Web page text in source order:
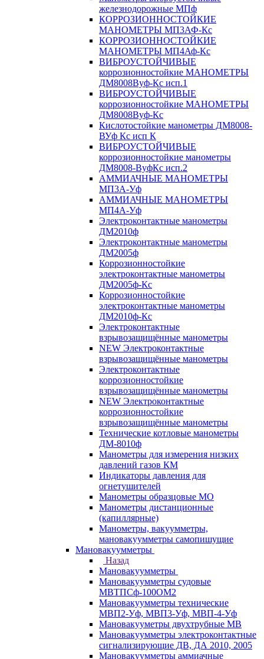
железнодорожные МПф
КОРРОЗИОННОСТОЙКИЕ
МАНОМЕТРЫ МП3АФ-Кс
КОРРОЗИОННОСТОЙКИЕ
МАНОМЕТРЫ МП4Аф-Кс
ВИБРОУСТОЙЧИВЫЕ
коррозионностойкие МАНОМЕТРЫ
ДМ8008Вуф-Кс исп.1
ВИБРОУСТОЙЧИВЫЕ
коррозионностойкие МАНОМЕТРЫ
ДМ8008Вуф-Кс
Кислотостойкие манометры ДМ8008-
ВУф Кс исп К
ВИБРОУСТОЙЧИВЫЕ
коррозионностойкие манометры
ДМ8008-ВуфКс исп.2
АММИАЧНЫЕ МАНОМЕТРЫ
МП3А-Уф
АММИАЧНЫЕ МАНОМЕТРЫ
МП4А-Уф
Электроконтактные манометры
ДМ2010ф
Электроконтактные манометры
ДМ2005ф
Коррозионностойкие
электроконтактные манометры
ДМ2005ф-Кс
Коррозионностойкие
электроконтактные манометры
ДМ2010ф-Кс
Электроконтактные
взрывозащищённые манометры
NEW Электроконтактные
взрывозащищённые манометры
Электроконтактные
коррозионностойкие
взрывозащищённые манометры
NEW Электроконтактные
коррозионностойкие
взрывозащищённые манометры
Технические котловые манометры
ДМ-8010ф
Манометры для измерения низких
давлений газов КМ
Индикаторы давления для
огнетушителей
Манометры образцовые МО
Манометры дистанционные
(капиллярные)
Манометры, вакуумметры,
мановакуумметры самопишущие
Мановакуумметры
Назад
Мановакуумметры
Мановакуумметры судовые
МВТПСф-100ОМ2
Мановакуумметры технические
МВП2-Уф, МВП3-Уф, МВП-4-Уф
Мановакууметры двухтрубные МВ
Мановакуумметры электроконтактные
сигнализирующие ДВ, ДА 2010, 2005
Мановакуумметры аммиачные